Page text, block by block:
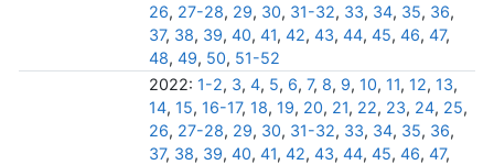
26, 27-28, 29, 30, 31-32, 33, 34, 35, 36,
37, 38, 39, 40, 41, 42, 43, 44, 45, 46, 47,
48, 49, 50, 51-52
2022: 1-2, 3, 4, 5, 6, 7, 8, 9, 10, 11, 12, 13,
14, 15, 16-17, 18, 19, 20, 21, 22, 23, 24, 25,
26, 27-28, 29, 30, 31-32, 33, 34, 35, 36,
37, 38, 39, 40, 41, 42, 43, 44, 45, 46, 47,